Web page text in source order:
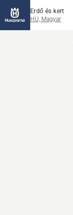
Erdő és kert
HU, Magyar